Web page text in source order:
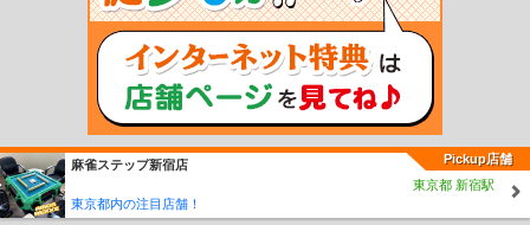
小田急相模原駅 相武台前駅 座間駅 本厚木駅 愛甲石田駅 伊勢原駅
東海大学前駅 秦野駅 渋沢駅 新松田駅 開成駅 栢山駅 富水駅
東林間駅 中央林間駅 南林間駅 鶴間駅 大和駅 桜ヶ丘駅
六会日大前駅 善行駅 藤沢本町駅 本鵠沼駅
五月台駅 栗平駅 黒川駅 はるひ野駅 新丸子駅 元住吉駅
大倉山駅 妙蓮寺駅 白楽駅 東白楽駅 反町駅 二子新地駅
駅
梶が谷駅 宮崎台駅 宮前平駅 鷺沼駅 たまプラーザ駅 あざみ野駅
江田駅
市が尾駅
藤が丘駅 青葉台駅 こどもの国駅
京急川
崎駅
鶴見市場駅 神奈川駅
戸部駅
日ノ出町駅
黄金町駅 南太田駅 井土ヶ谷駅 弘明寺駅 上大岡駅 屏風浦駅
杉田
Pickup店舗
麻雀ステップ新宿店
東京都 新宿駅
東京都内の注目店舗！